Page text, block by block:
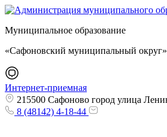
Муниципальное образование
«Сафоновский муниципальный
Интернет-приемная
215500 Сафоново город улица
8 (48142) 4-18-44